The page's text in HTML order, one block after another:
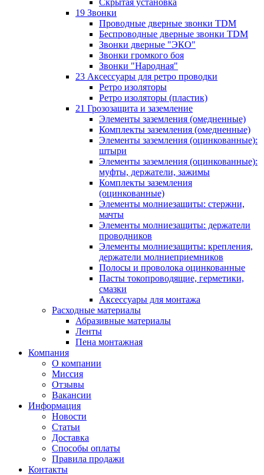
19 Звонки
Проводные дверные звонки TDM
Беспроводные дверные звонки TDM
Звонки дверные "ЭКО"
Звонки громкого боя
Звонки "Народная"
23 Аксессуары для ретро проводки
Ретро изоляторы
Ретро изоляторы (пластик)
21 Грозозащита и заземление
Элементы заземления (омедненные)
Комплекты заземления (омедненные)
Элементы заземления (оцинкованные):
штыри
Элементы заземления (оцинкованные):
муфты, держатели, зажимы
Комплекты заземления
(оцинкованные)
Элементы молниезащиты: стержни,
мачты
Элементы молниезащиты: держатели
проводников
Элементы молниезащиты: крепления,
держатели молниеприемников
Полосы и проволока оцинкованные
Пасты токопроводящие, герметики,
смазки
Аксессуары для монтажа
Расходные материалы
Абразивные материалы
Ленты
Пена монтажная
Компания
О компании
Миссия
Отзывы
Вакансии
Информация
Новости
Статьи
Доставка
Способы оплаты
Правила продажи
Контакты